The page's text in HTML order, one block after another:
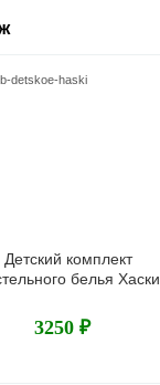
Детский комплект
белья Хаски
3250 ₽